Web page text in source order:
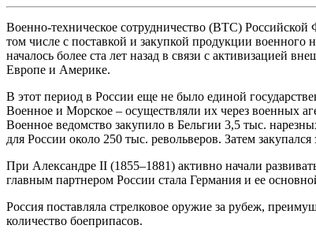
Военно-техническое сотрудничество (ВТС)
том числе с поставкой и закупкой продукции военного
началось более ста лет назад в связи с активизацией
Европе и Америке.
В этот период в России еще не было единой
Военное и Морское – осуществляли их через военных
Военное ведомство закупило в Бельгии 3,5 тыс.
для России около 250 тыс. револьверов. Затем
При Александре II (1855–1881) активно начали
главным партнером России стала Германия и ее
Россия поставляла стрелковое оружие за рубеж,
количество боеприпасов.